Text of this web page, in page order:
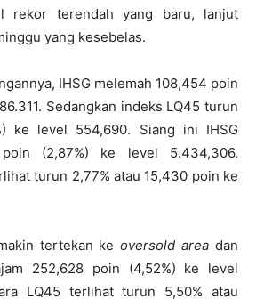
rekor terendah yang baru, lanjut
yang kesebelas.
IHSG melemah 108,454 poin
Sedangkan indeks LQ45 turun
ke level 554,690. Siang ini IHSG
(2,87%) ke level 5.434,306.
turun 2,77% atau 15,430 poin ke
tertekan keoversold area dan
252,628 poin (4,52%) ke level
LQ45 terlihat turun 5,50% atau